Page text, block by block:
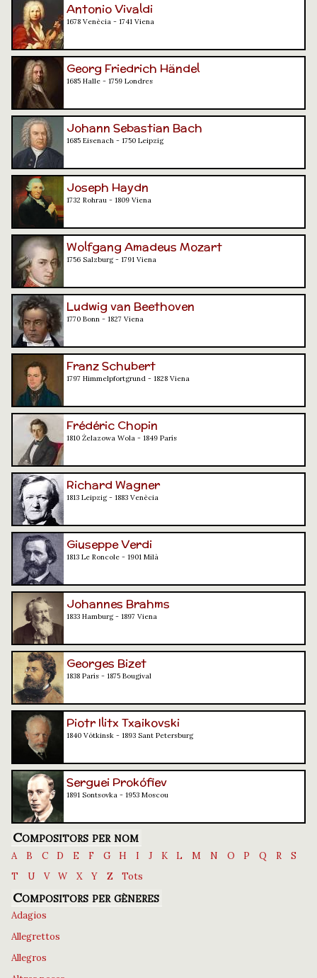
Antonio Vivaldi
1678 Venècia - 1741 Viena
Georg Friedrich Händel
1685 Halle - 1759 Londres
Johann Sebastian Bach
1685 Eisenach - 1750 Leipzig
Joseph Haydn
1732 Rohrau - 1809 Viena
Wolfgang Amadeus Mozart
1756 Salzburg - 1791 Viena
Ludwig van Beethoven
1770 Bonn - 1827 Viena
Franz Schubert
1797 Himmelpfortgrund - 1828 Viena
Frédéric Chopin
1810 Żelazowa Wola - 1849 París
Richard Wagner
1813 Leipzig - 1883 Venècia
Giuseppe Verdi
1813 Le Roncole - 1901 Milà
Johannes Brahms
1833 Hamburg - 1897 Viena
Georges Bizet
1838 París - 1875 Bougival
Piotr Ilitx Txaikovski
1840 Vótkinsk - 1893 Sant Petersburg
Serguei Prokófiev
1891 Sontsovka - 1953 Moscou
Compositors per nom
A B C D E F G H I J K L M N O P Q R
S
T
U V W X Y Z Tots
Compositors per gèneres
Adagios
Allegrettos
Allegros